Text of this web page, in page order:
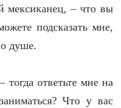
мексиканец, – что вы
подсказать мне,
душе.
ответьте мне на
Что у вас